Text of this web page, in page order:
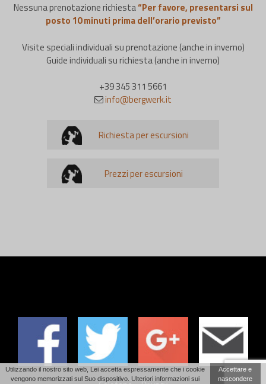
Nessuna prenotazione richiesta“Per favore, presentarsi sul
posto 10 minuti prima dell’orario previsto”
Visite speciali individuali su prenotazione (anche in inverno)
Guide individuali su richiesta (anche in inverno)
+39 345 311 5661
info@bergwerk.it
Richiesta per escursioni
Prezzi per escursioni
Utilizzando il nostro sito web, Lei accetta espressamente che i cookie
vengono memorizzati sul Suo dispositivo. Ulteriori informazioni sui
Accettare e
nascondere